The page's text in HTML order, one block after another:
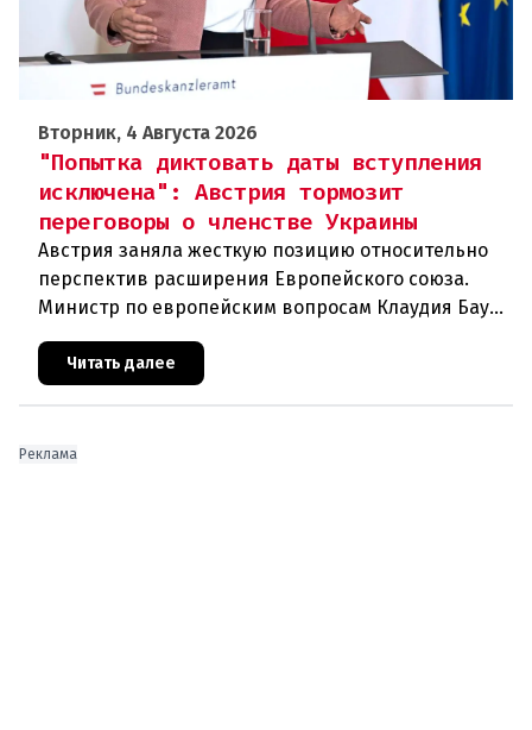
Вторник, 4 Августа 2026
"Попытка диктовать даты вступления
исключена": Австрия тормозит
переговоры о членстве Украины
Австрия заняла жесткую позицию относительно
перспектив расширения Европейского союза.
Министр по европейским вопросам Клаудия Бауэр
(ÖVP) категорически исключила возможность
ускоренного присоединения
Читать далее
Реклама